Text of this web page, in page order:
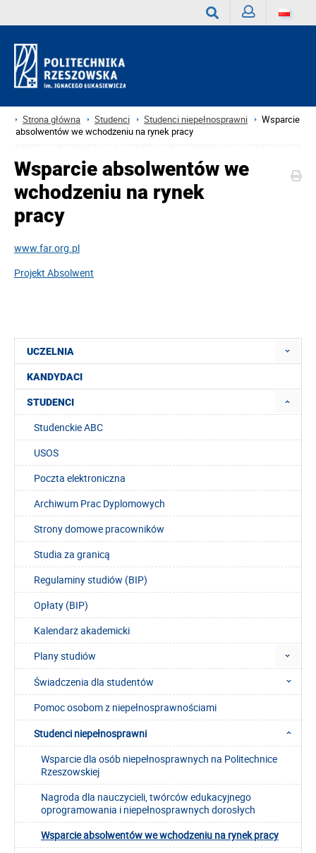
Strona główna Studenci Studenci niepełnosprawni
Wsparcie
absolwentów we wchodzeniu na rynek pracy
Wsparcie absolwentów we
wchodzeniu na rynek
pracy
www.far.org.pl
Projekt Absolwent
UCZELNIA
KANDYDACI
STUDENCI
Studenckie ABC
USOS
Poczta elektroniczna
Archiwum Prac Dyplomowych
Strony domowe pracowników
Studia za granicą
Regulaminy studiów (BIP)
Opłaty (BIP)
Kalendarz akademicki
Plany studiów
Świadczenia dla studentów
Pomoc osobom z niepełnosprawnościami
Studenci niepełnosprawni
Wsparcie dla osób niepełnosprawnych na Politechnice
Rzeszowskiej
Nagroda dla nauczycieli, twórców edukacyjnego
oprogramowania i niepełnosprawnych dorosłych
Wsparcie absolwentów we wchodzeniu na rynek pracy